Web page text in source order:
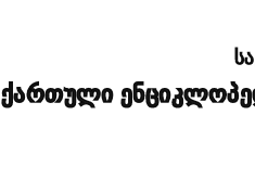
ქართული